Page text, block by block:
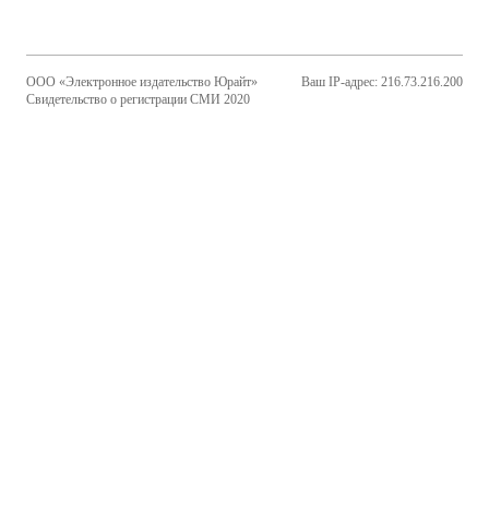
ООО «Электронное издательство Юрайт»
Свидетельство о регистрации СМИ 2020
Ваш IP-адрес: 216.73.216.200